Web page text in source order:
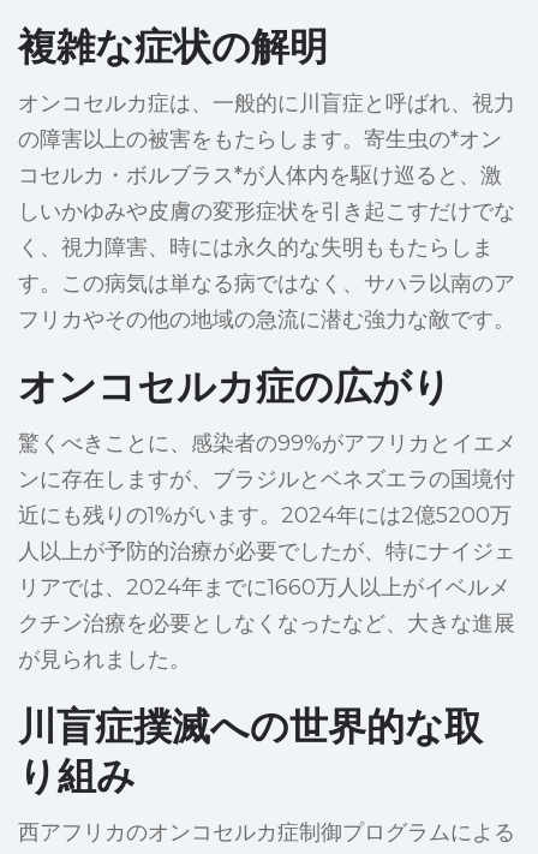
複雑な症状の解明
オンコセルカ症は、一般的に川盲症と呼ばれ、視力
の障害以上の被害をもたらします。寄生虫の*オン
コセルカ・ボルブラス*が人体内を駆け巡ると、激
しいかゆみや皮膚の変形症状を引き起こすだけでな
く、視力障害、時には永久的な失明ももたらしま
す。この病気は単なる病ではなく、サハラ以南のア
フリカやその他の地域の急流に潜む強力な敵です。
オンコセルカ症の広がり
驚くべきことに、感染者の99%がアフリカとイエメ
ンに存在しますが、ブラジルとベネズエラの国境付
近にも残りの1%がいます。2024年には2億5200万
人以上が予防的治療が必要でしたが、特にナイジェ
リアでは、2024年までに1660万人以上がイベルメ
クチン治療を必要としなくなったなど、大きな進展
が見られました。
川盲症撲滅への世界的な取
り組み
西アフリカのオンコセルカ症制御プログラムによる